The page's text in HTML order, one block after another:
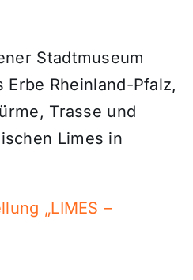
Stadtmuseum
Rheinland-Pfalz,
Trasse und
Limes in
„LIMES –